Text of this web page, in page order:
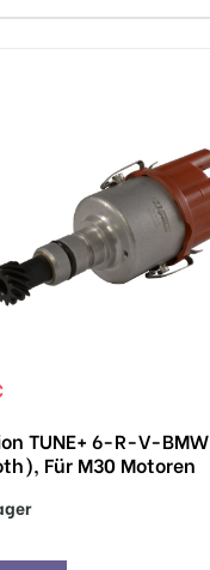
TUNE+ 6-R-V-BMW
Für M30 Motoren